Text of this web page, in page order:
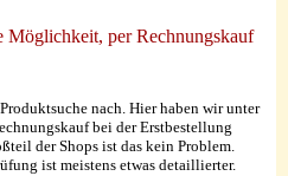
Möglichkeit, per Rechnungskauf
nach. Hier haben wir unter
bei der Erstbestellung
der Shops ist das kein Problem.
ist meistens etwas detaillierter.